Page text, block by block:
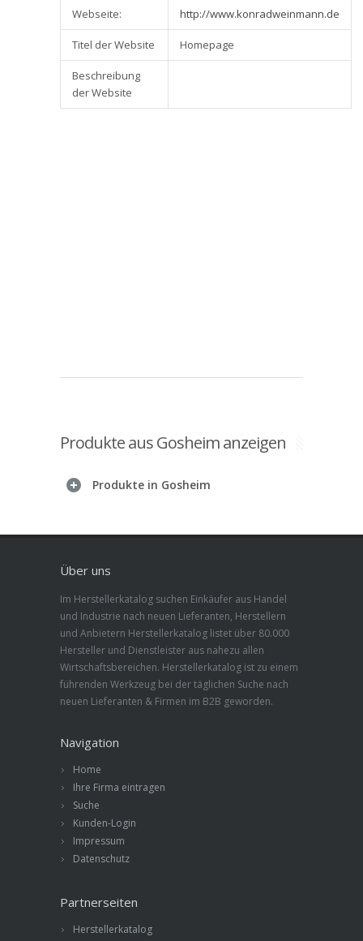
Webseite: http://www.konradweinmann.de
Titel der Website Homepage
Beschreibung
der Website
Produkte aus Gosheim anzeigen
Produkte in Gosheim
Über uns
Im Herstellerkatalog suchen Einkäufer aus Handel
und Industrie nach neuen Lieferanten, Herstellern
und Anbietern Herstellerkatalog listet über 80.000
Hersteller und Dienstleister aus nahezu allen
Wirtschaftsbereichen. Herstellerkatalog ist zu einem
führenden Werkzeug bei der täglichen Suche nach
neuen Lieferanten & Firmen im B2B geworden.
Navigation
Home
Ihre Firma eintragen
Suche
Kunden-Login
Impressum
Datenschutz
Partnerseiten
Herstellerkatalog